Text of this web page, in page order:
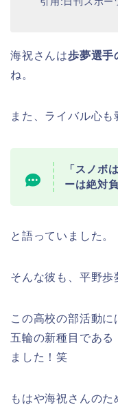
海祝さんは歩夢選手
ね。
また、ライバル心も
「スノボ
ーは絶対
と語っていました。
そんな彼も、平野歩
この高校の部活動に
五輪の新種目である
ました！笑
もはや海祝さんの